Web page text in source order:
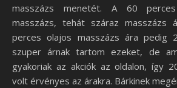
masszázs menetét. A 60
masszázs, tehát száraz
perces olajos masszázs ára pedig
szuper árnak tartom ezeket, de
gyakoriak az akciók az oldalon, így
volt érvényes az árakra. Bárkinek